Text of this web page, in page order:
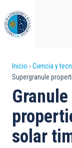
al
contenido
principal
enlaces
de
ayuda
a
Inicio Ciencia y
Supergranule
solar